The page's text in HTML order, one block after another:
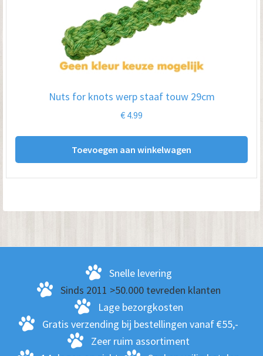
Nuts for knots werp staaf touw 29cm
€ 4.99
Toevoegen aan winkelwagen
Snelle levering
Sinds 2011 >50.000 tevreden klanten
Lage bezorgkosten
Gratis verzending bij bestellingen vanaf €55,-
Zeer ruim assortiment